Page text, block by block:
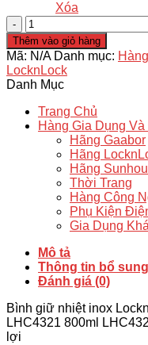
Xóa
Thanh
lý
Bình
giữ
nhiệt
LocknLock
Sling
Ring
Tumbler
650ml
LHC4321,
800ml
LHC4322
Chính
số
lượng
Thêm vào giỏ hàng
Mã: N/A Danh mục:
LocknLock
Danh Mục
Trang Chủ
Hàng Gia Dụng
Hãng Gaabor
Hãng
Hãng
Thời Trang
Hàng Công
Phụ Kiện
Gia Dụng
Mô tả
Thông tin bổ sung
Đánh giá (0)
Bình giữ nhiệt inox
LHC4321 800ml
lợi